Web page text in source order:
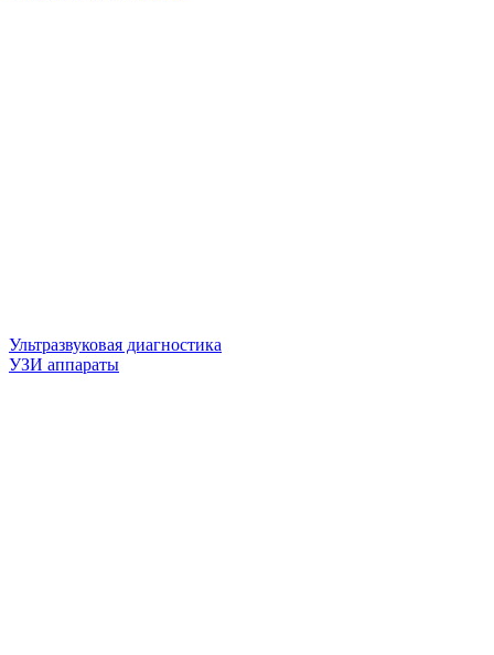
Ультразвуковая диагностика
УЗИ аппараты